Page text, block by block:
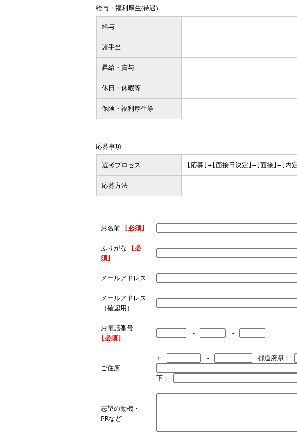
給与・福利厚生(待遇)
給与
諸手当
昇給・賞与
休日・休暇等
保険・福利厚生等
応募事項
選考プロセス [応募]→[面接日決定]→[面接]→[内
応募方法
お名前 [必須]
ふりがな
[必
須]
メールアドレス
メールアドレス
（確認用）
お電話番号
[必須]
- -
ご住所
〒 - 都道府県：
下：
志望の動機・
PRなど